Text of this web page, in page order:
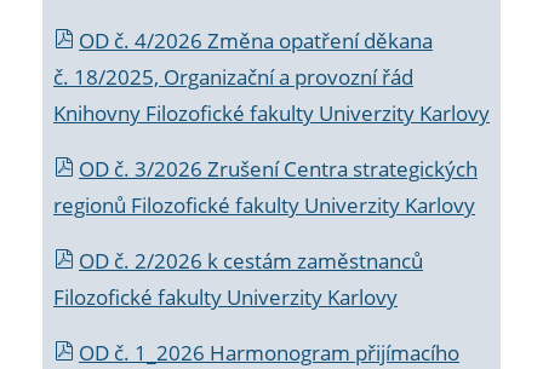
OD č. 4/2026 Změna opatření děkana
č. 18/2025, Organizační a provozní řád
Knihovny Filozofické fakulty Univerzity Karlovy
OD č. 3/2026 Zrušení Centra strategických
regionů Filozofické fakulty Univerzity Karlovy
OD č. 2/2026 k cestám zaměstnanců
Filozofické fakulty Univerzity Karlovy
OD č. 1_2026 Harmonogram přijímacího